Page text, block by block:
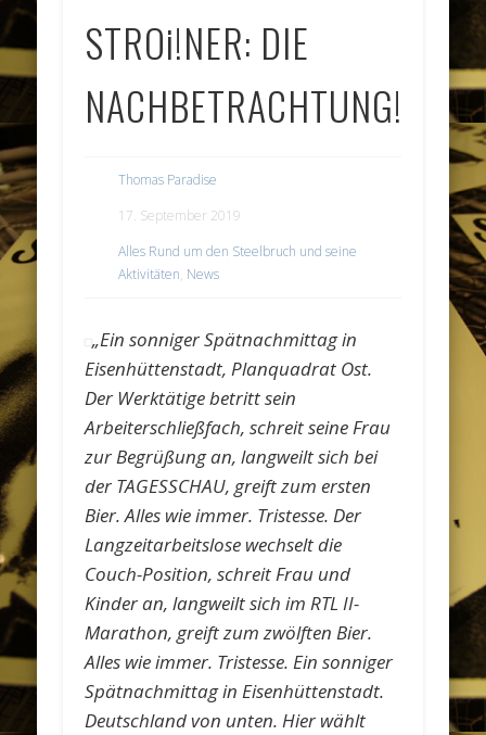
STROi!NER: DIE
NACHBETRACHTUNG!
Thomas Paradise
17. September 2019
Alles Rund um den Steelbruch und seine
Aktivitäten, News
„Ein sonniger Spätnachmittag in
Eisenhüttenstadt, Planquadrat Ost.
Der Werktätige betritt sein
Arbeiterschließfach, schreit seine Frau
zur Begrüßung an, langweilt sich bei
der TAGESSCHAU, greift zum ersten
Bier. Alles wie immer. Tristesse. Der
Langzeitarbeitslose wechselt die
Couch-Position, schreit Frau und
Kinder an, langweilt sich im RTL II-
Marathon, greift zum zwölften Bier.
Alles wie immer. Tristesse. Ein sonniger
Spätnachmittag in Eisenhüttenstadt.
Deutschland von unten. Hier wählt